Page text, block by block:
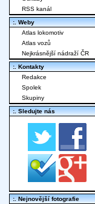
RSS kanál
:. Weby
Atlas lokomotiv
Atlas vozů
Nejkrásnější nádraží ČR
:. Kontakty
Redakce
Spolek
Skupiny
:. Sledujte nás
:. Nejnovější fotografie